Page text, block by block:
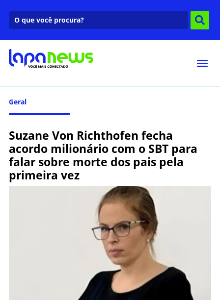
Geral
Suzane Von Richthofen fecha
acordo milionário com o SBT para
falar sobre morte dos pais pela
primeira vez